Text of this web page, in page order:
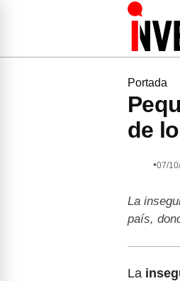
Portada
de
•07/
La
país,
La